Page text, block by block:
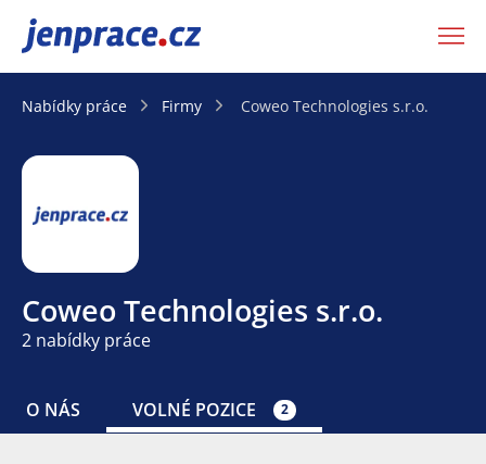
JenPráce.cz
Nabídky práce Firmy Coweo Technologies s.r.o.
Coweo Technologies s.r.o.
2 nabídky práce
O NÁS VOLNÉ POZICE 2